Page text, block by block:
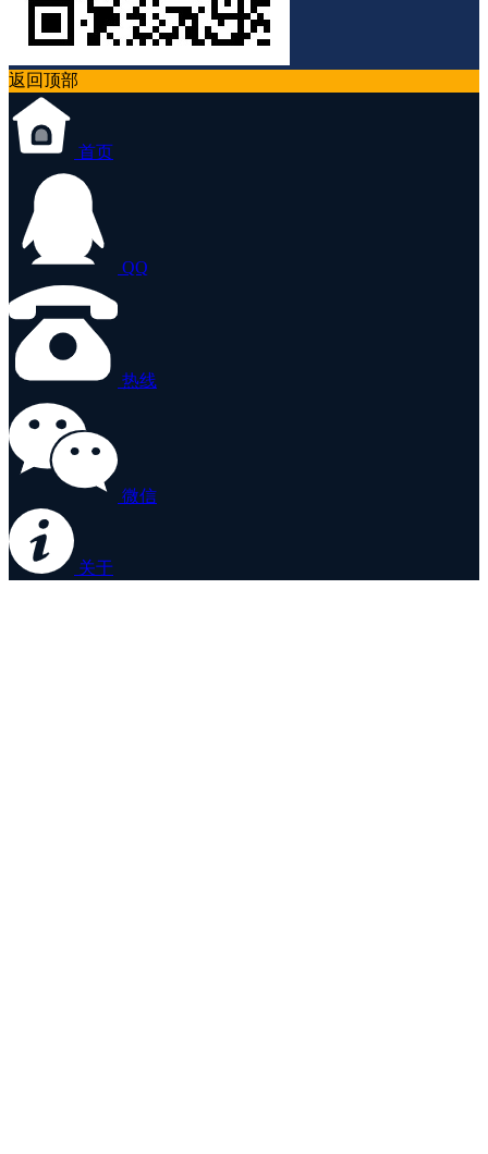
返回顶部
首页
QQ
热线
微信
关于